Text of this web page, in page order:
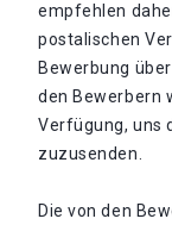
empfehlen
postalischen
Bewerbung
den Bewerbern
Verfügung, uns
zuzusenden.
Die von den